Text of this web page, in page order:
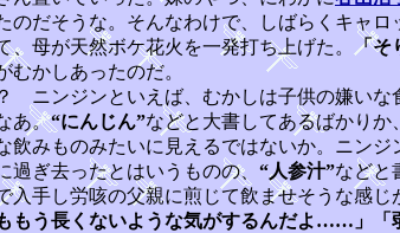
だそうな。そんなわけで、しばらくキャ
母が天然ボケ花火を一発打ち上げた。
「そ
かしあったのだ。
ンジンといえば、むかしは子供の嫌いな
あ。“にんじん”などと大書してあるばかりか
飲みものみたいに見えるではないか。ニン
ぎ去ったとはいうものの、 “人参汁”などと
手し労咳の父親に煎じて飲ませそうな感じ
もう長くないような気がするんだよ……」